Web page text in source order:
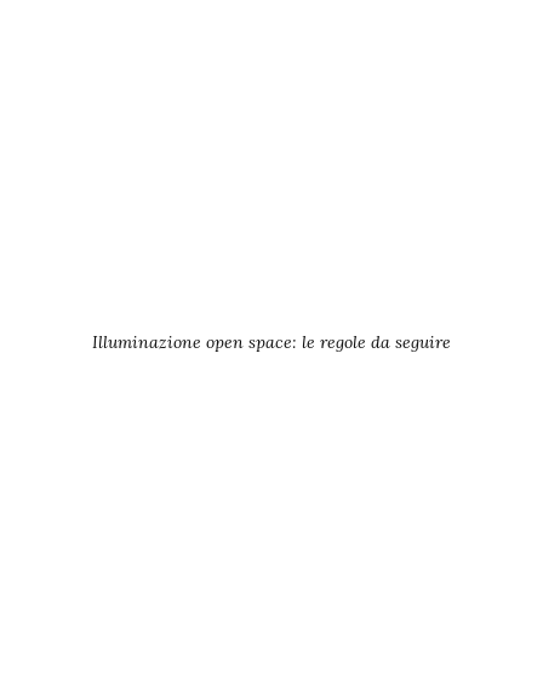
Illuminazione open space: le regole da seguire